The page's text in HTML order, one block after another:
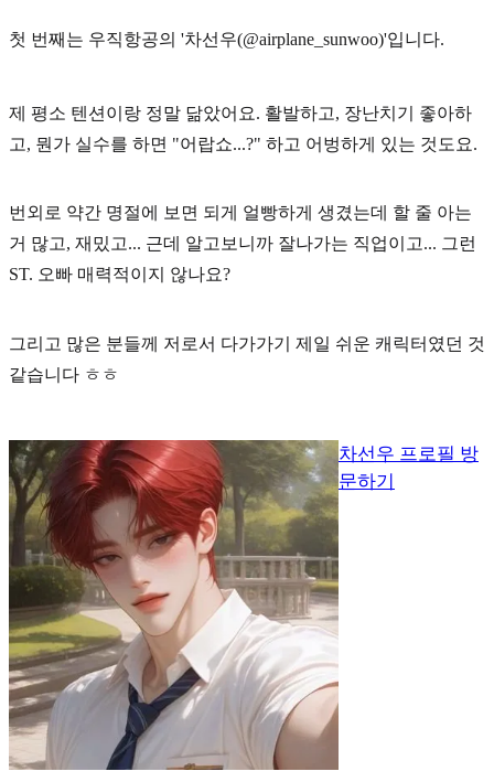
첫 번째는 우직항공의 '차선우(@airplane_sunwoo)'입니다.
제 평소 텐션이랑 정말 닮았어요. 활발하고, 장난치기 좋아하
고, 뭔가 실수를 하면 "어랍쇼...?" 하고 어벙하게 있는 것도요.
번외로 약간 명절에 보면 되게 얼빵하게 생겼는데 할 줄 아는
거 많고, 재밌고... 근데 알고보니까 잘나가는 직업이고... 그런
ST. 오빠 매력적이지 않나요?
그리고 많은 분들께 저로서 다가가기 제일 쉬운 캐릭터 였던 것
같습니다 ㅎㅎ
차선우 프로필 방
문하기